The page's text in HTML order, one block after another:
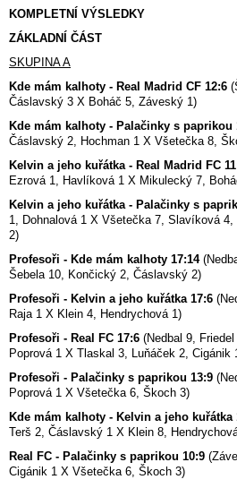
KOMPLETNÍ VÝSLEDKY
ZÁKLADNÍ ČÁST
SKUPINA A
Kde mám kalhoty - Real Madrid CF 12:6
Čáslavský 3 X Boháč 5, Záveský 1)
Kde mám kalhoty - Palačinky s paprikou
Čáslavský 2, Hochman 1 X Všetečka 8,
Kelvin a jeho kuřátka - Real Madrid FC
Ezrová 1, Havlíková 1 X Mikulecký 7,
Kelvin a jeho kuřátka - Palačinky s
1, Dohnalová 1 X Všetečka 7, Slavíková
2)
Profesoři - Kde mám kalhoty 17:14
Šebela 10, Končický 2, Čáslavský 2)
Profesoři - Kelvin a jeho kuřátka 17:6
Raja 1 X Klein 4, Hendrychová 1)
Profesoři - Real FC 17:6 (Nedbal 9,
Poprová 1 X Tlaskal 3, Luňáček 2, Cigánik
Profesoři - Palačinky s paprikou 13:9
Poprová 1 X Všetečka 6, Škoch 3)
Kde mám kalhoty - Kelvin a jeho kuřátka
Terš 2, Čáslavský 1 X Klein 8,
Real FC - Palačinky s paprikou 10:9
Cigánik 1 X Všetečka 6, Škoch 3)